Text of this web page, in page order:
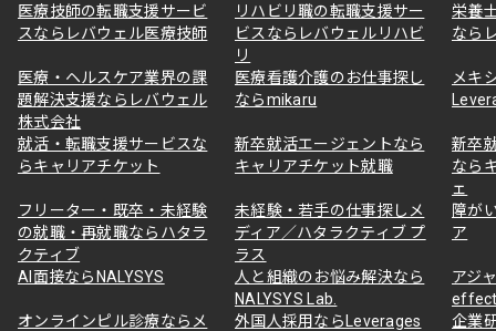
医療技師の転職支援サービ
スならレバウェル医療技師
リハビリ職の転職支援サー
ビスならレバウェルリハビ
リ
栄養
なら
医療・ヘルスケア業界の課
題解決支援ならレバウェル
株式会社
医療看護介護のお仕事探し
ならmikaru
メキ
就活・転職支援サービスな
らキャリアチケット
新卒就活エージェントなら
キャリアチケット就職
新卒
なら
ェ
フリーター・既卒・未経験
の就職・再就職ならハタラ
クティブ
未経験・若手の仕事探しメ
ディア／ハタラクティブ プ
ラス
障が
ア
AI面接ならNALYSYS
人と組織のお悩み解決なら
NALYSYS Lab.
アジ
オンラインピル診療ならメ
外国人採用ならLeverages
企業